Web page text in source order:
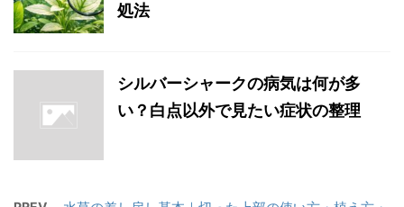
処法
シルバーシャークの病気は何が多
い？白点以外で見たい症状の整理